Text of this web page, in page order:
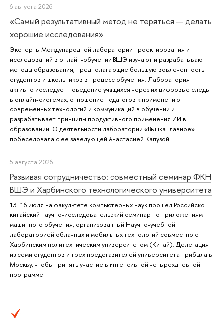
6 августа 2026
«Самый результативный метод не теряться — делать
хорошие исследования»
Эксперты Международной лаборатории проектирования и
исследований в онлайн-обучении ВШЭ изучают и разрабатывают
методы образования, предполагающие большую вовлеченность
студентов и школьников в процесс обучения. Лаборатория
активно исследует поведение учащихся через их цифровые следы
в онлайн-системах, отношение педагогов к применению
современных технологий и коммуникаций в обучении и
разрабатывает принципы продуктивного применения ИИ в
образовании. О деятельности лаборатории «Вышка.Главное»
побеседовала с ее заведующей Анастасией Капузой.
5 августа 2026
Развивая сотрудничество: совместный семинар ФКН
ВШЭ и Харбинского технологического университета
13–16 июля на факультете компьютерных наук прошел Российско-
китайский научно-исследовательский семинар по приложениям
машинного обучения, организованный Научно-учебной
лабораторией облачных и мобильных технологий совместно с
Харбинским политехническим университетом (Китай). Делегация
из семи студентов и трех представителей университета прибыла в
Москву, чтобы принять участие в интенсивной четырехдневной
программе.